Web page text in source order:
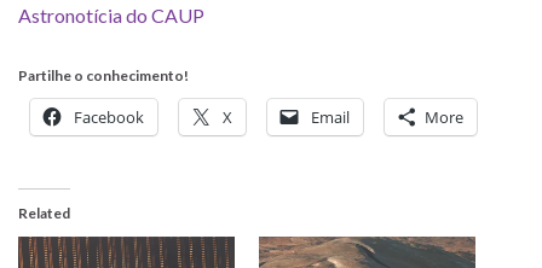
Astronotícia do CAUP
Partilhe o conhecimento!
Facebook X Email More
Related